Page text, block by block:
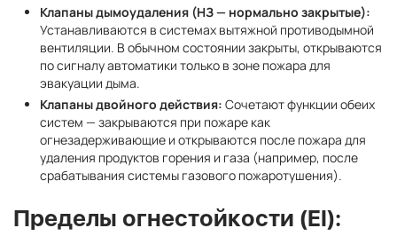
Клапаны дымоудаления (НЗ — нормально закрытые):
Устанавливаются в системах вытяжной противодымной
вентиляции. В обычном состоянии закрыты, открываются
по сигналу автоматики только в зоне пожара для
эвакуации дыма.
Клапаны двойного действия: Сочетают функции обеих
систем — закрываются при пожаре как
огнезадерживающие и открываются после пожара для
удаления продуктов горения и газа (например, после
срабатывания системы газового пожаротушения).
Пределы огнестойкости (EI):